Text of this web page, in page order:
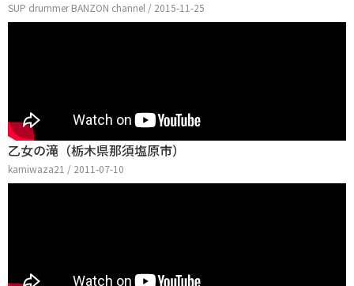
SUP drummer BANZON channel / 2015-11-25
乙女の滝（栃木県那須塩原市）
kamiwaza21 / 2011-07-10